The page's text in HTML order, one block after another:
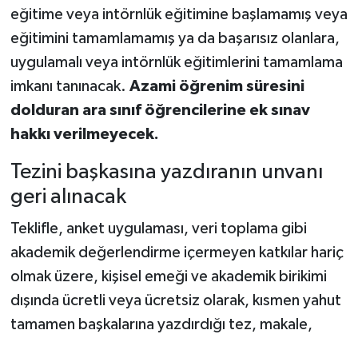
eğitime veya intörnlük eğitimine başlamamış veya
eğitimini tamamlamamış ya da başarısız olanlara,
uygulamalı veya intörnlük eğitimlerini tamamlama
imkanı tanınacak. Azami öğrenim süresini
dolduran ara sınıf öğrencilerine ek sınav
hakkı verilmeyecek.
Tezini başkasına yazdıranın unvanı
geri alınacak
Teklifle, anket uygulaması, veri toplama gibi
akademik değerlendirme içermeyen katkılar hariç
olmak üzere, kişisel emeği ve akademik birikimi
dışında ücretli veya ücretsiz olarak, kısmen yahut
tamamen başkalarına yazdırdığı tez, makale,